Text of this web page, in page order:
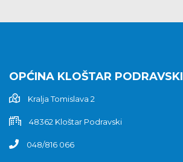
OPĆINA KLOŠTAR PODRAVSKI
Kralja Tomislava 2
48362 Kloštar Podravski
048/816 066